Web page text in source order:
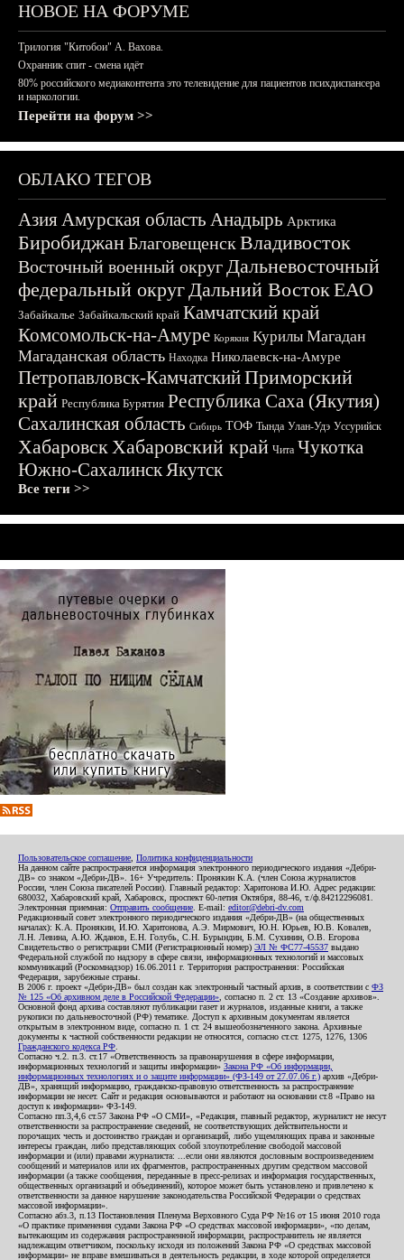
НОВОЕ НА ФОРУМЕ
Трилогия "Китобои" А. Вахова.
Охранник спит - смена идёт
80% российского медиаконтента это телевидение для пациентов психдиспансера
и наркологии.
Перейти на форум >>
ОБЛАКО ТЕГОВ
АзияАмурская область Анадырь Арктика
БиробиджанБлаговещенскВладивосток
Восточный военный округДальневосточный
федеральный округДальний ВостокЕАО
Забайкалье Забайкальский край Камчатский край
Комсомольск-на-Амуре Корякия Курилы Магадан
Магаданская область Находка Николаевск-на-Амуре
Петропавловск-КамчатскийПриморский
край Республика Бурятия Республика Саха (Якутия)
Сахалинская область Сибирь ТОФ Тында Улан-Удэ Уссурийск
ХабаровскХабаровский край Чита Чукотка
Южно-СахалинскЯкутск
Все теги >>
Пользовательское соглашение Политика конфиденциальности
На данном сайте распространяется информация электронного периодического издания «Дебри-
ДВ» со знаком «Дебри-ДВ». 16+ Учредитель: Пронякин К.А. (член Союза журналистов
России, член Союза писателей России). Главный редактор: Харитонова И.Ю. Адрес редакции:
680032, Хабаровский край, Хабаровск, проспект 60-летия Октября, 88-46, т./ф.84212296081.
Электронная приемная: Отправить сообщение . E-mail: editor@debri-dv.com
Редакционный совет электронного периодического издания «Дебри-ДВ» (на общественных
началах): К.А. Пронякин, И.Ю. Харитонова, А.Э. Мирмович, Ю.Н. Юрьев, Ю.В. Ковалев,
Л.Н. Левина, А.Ю. Жданов, Е.Н. Голубь, С.Н. Бурындин, Б.М. Сухинин, О.В. Егорова
Свидетельство о регистрации СМИ (Регистрационный номер) ЭЛ № ФС77-45537 выдано
Федеральной службой по надзору в сфере связи, информационных технологий и массовых
коммуникаций (Роскомнадзор) 16.06.2011 г. Территория распространения: Российская
Федерация, зарубежные страны.
В 2006 г. проект «Дебри-ДВ» был создан как электронный частный архив, в соответствии с ФЗ
№ 125 «Об архивном деле в Российской Федерации» , согласно п. 2 ст. 13 «Создание архивов».
Основной фонд архива составляют публикации газет и журналов, изданные книги, а также
рукописи по дальневосточной (РФ) тематике. Доступ к архивным документам является
открытым в электронном виде, согласно п. 1 ст. 24 вышеобозначенного закона. Архивные
документы к частной собственности редакции не относятся, согласно ст.ст. 1275, 1276, 1306
Гражданского кодекса РФ
Согласно ч.2. п.3. ст.17 «Ответственность за правонарушения в сфере информации,
информационных технологий и защиты информации» Закона РФ «Об информации,
информационных технологиях и о защите информации» (ФЗ-149 от 27.07.06 г.) архив «Дебри-
ДВ», хранящий информацию, гражданско-правовую ответственность за распространение
информации не несет. Сайт и редакция основываются и работают на основании ст.8 «Право на
доступ к информации» ФЗ-149.
Согласно пп.3,4,6 ст.57 Закона РФ «О СМИ», «Редакция, главный редактор, журналист не несут
ответственности за распространение сведений, не соответствующих действительности и
порочащих честь и достоинство граждан и организаций, либо ущемляющих права и законные
интересы граждан, либо представляющих собой злоупотребление свободой массовой
информации и (или) правами журналиста: ...если они являются дословным воспроизведением
сообщений и материалов или их фрагментов, распространенных другим средством массовой
информации (а также сообщения, переданные в пресс-релизах и информация государственных,
общественных организаций и объединений), которое может быть установлено и привлечено к
ответственности за данное нарушение законодательства Российской Федерации о средствах
массовой информации».
Согласно абз.3, п.13 Постановления Пленума Верховного Суда РФ №16 от 15 июня 2010 года
«О практике применения судами Закона РФ «О средствах массовой информации», «по делам,
вытекающим из содержания распространенной информации, распространитель не является
надлежащим ответчиком, поскольку исходя из положений Закона РФ «О средствах массовой
информации» не вправе вмешиваться в деятельность редакции, в ходе которой определяется